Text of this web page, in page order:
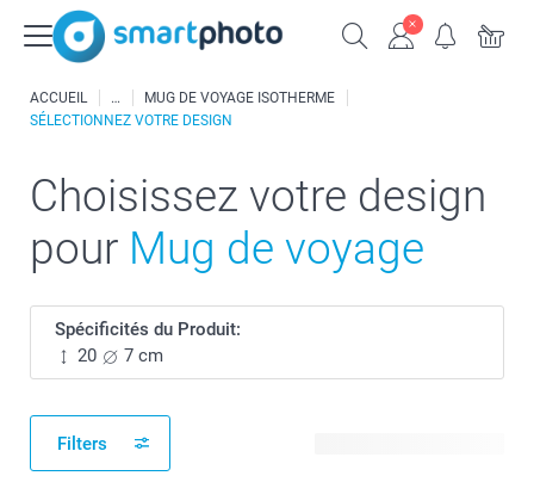
ACCUEIL
MUG DE VOYAGE ISOTHERME
SÉLECTIONNEZ VOTRE DESIGN
Choisissez votre design
pour Mug de voyage
Spécificités du Produit:
20
7 cm
Filters